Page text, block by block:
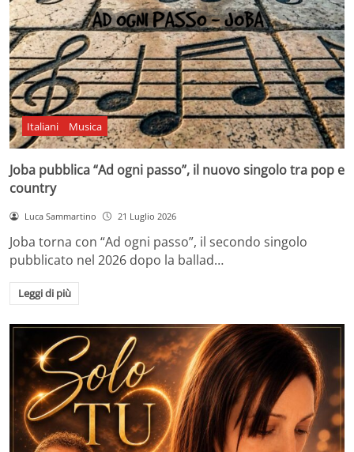
Italiani Musica
Joba pubblica “Ad ogni passo”, il nuovo singolo tra pop e
country
Luca Sammartino 21 Luglio 2026
Joba torna con “Ad ogni passo”, il secondo singolo
pubblicato nel 2026 dopo la ballad…
Leggi di più